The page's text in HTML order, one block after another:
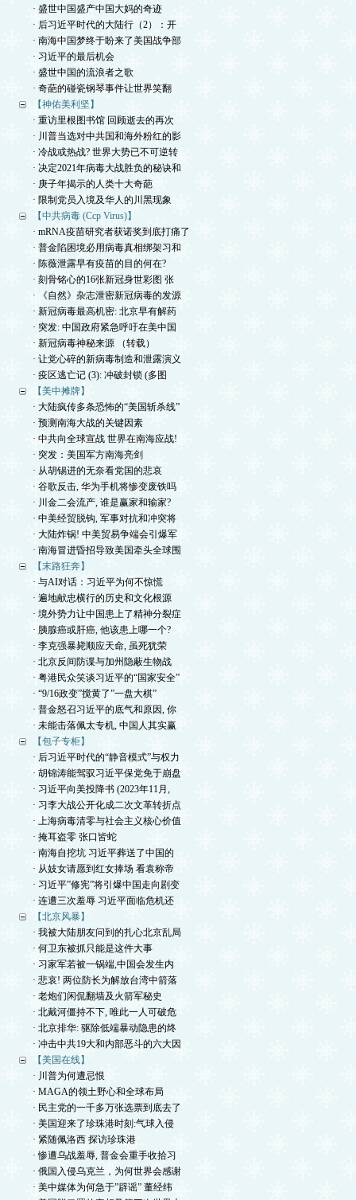
· 盛世中国盛产中国大妈的奇迹
· 后习近平时代的大陆行（2）：开
· 南海中国梦终于盼来了美国战争部
· 习近平的最后机会
· 盛世中国的流浪者之歌
· 奇葩的碰瓷钢琴事件让世界笑翻
【神佑美利坚】
· 重访里根图书馆 回顾逝去的再次
· 川普当选对中共国和海外粉红的影
· 冷战或热战? 世界大势已不可逆转
· 决定2021年病毒大战胜负的秘诀和
· 庚子年揭示的人类十大奇葩
· 限制党员入境及华人的川黑现象
【中共病毒 (Ccp Virus)】
· mRNA疫苗研究者获诺奖到底打痛了
· 普金陷困境必用病毒真相绑架习和
· 陈薇泄露早有疫苗的目的何在?
· 刻骨铭心的16张新冠身世彩图 张
· 《自然》杂志泄密新冠病毒的发源
· 新冠病毒最高机密: 北京早有解药
· 突发: 中国政府紧急呼吁在美中国
· 新冠病毒神秘来源 （转载）
· 让党心碎的新病毒制造和泄露演义
· 疫区逃亡记 (3): 冲破封锁 (多图
【美中摊牌】
· 大陆疯传多条恐怖的“美国斩杀线”
· 预测南海大战的关键因素
· 中共向全球宣战 世界在南海应战!
· 突发：美国军方南海亮剑
· 从胡锡进的无奈看党国的悲哀
· 谷歌反击, 华为手机将惨变废铁吗
· 川金二会流产, 谁是赢家和输家?
· 中美经贸脱钩, 军事对抗和冲突将
· 大陆炸锅! 中美贸易争端会引爆军
· 南海冒进昏招导致美国牵头全球围
【末路狂奔】
· 与AI对话：习近平为何不惊慌
· 遍地献忠横行的历史和文化根源
· 境外势力让中国患上了精神分裂症
· 胰腺癌或肝癌, 他该患上哪一个?
· 李克强暴毙顺应天命, 虽死犹荣
· 北京反间防谍与加州隐蔽生物战
· 粤港民众笑谈习近平的“国家安全”
· “9/16政变”搅黄了”一盘大棋”
· 普金怒召习近平的底气和原因, 你
· 未能击落佩太专机, 中国人其实赢
【包子专柜】
· 后习近平时代的“静音模式”与权力
· 胡锦涛能驾驭习近平保党免于崩盘
· 习近平向美投降书 (2023年11月,
· 习李大战公开化成二次文革转折点
· 上海病毒清零与社会主义核心价值
· 掩耳盗零 张口皆蛇
· 南海自挖坑 习近平葬送了中国的
· 从妓女请愿到红女捧场 看袁称帝
· 习近平”修宪”将引爆中国走向剧变
· 连遭三次羞辱 习近平面临危机还
【北京风暴】
· 我被大陆朋友问到的扎心北京乱局
· 何卫东被抓只能是这件大事
· 习家军若被一锅端,中国会发生内
· 悲哀! 两位防长为解放台湾中箭落
· 老炮们闲侃翻墙及火箭军秘史
· 北戴河僵持不下, 唯此一人可破危
· 北京排华: 驱除低端暴动隐患的终
· 冲击中共19大和内部恶斗的六大因
【美国在线】
· 川普为何遭忌恨
· MAGA的领土野心和全球布局
· 民主党的一千多万张选票到底去了
· 美国迎来了珍珠港时刻:气球入侵
· 紧随佩洛西 探访珍珠港
· 惨遭乌战羞辱, 普金会重手收拾习
· 俄国入侵乌克兰，为何世界会感谢
· 美中媒体为何急于”辟谣” 董经纬